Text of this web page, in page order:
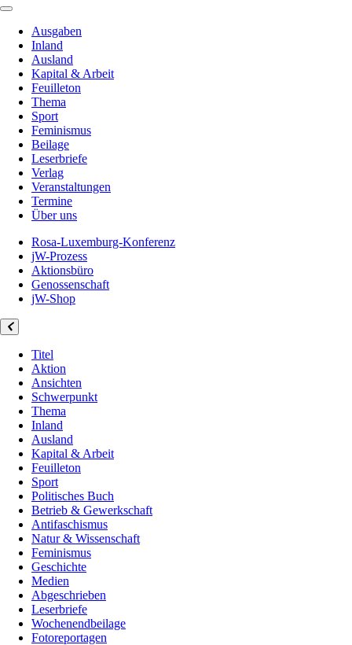
Ausgaben
Inland
Ausland
Kapital & Arbeit
Feuilleton
Thema
Sport
Feminismus
Beilage
Leserbriefe
Verlag
Veranstaltungen
Termine
Über uns
Rosa-Luxemburg-Konferenz
jW-Prozess
Aktionsbüro
Genossenschaft
jW-Shop
Titel
Aktion
Ansichten
Schwerpunkt
Thema
Inland
Ausland
Kapital & Arbeit
Feuilleton
Sport
Politisches Buch
Betrieb & Gewerkschaft
Antifaschismus
Natur & Wissenschaft
Feminismus
Geschichte
Medien
Abgeschrieben
Leserbriefe
Wochenendbeilage
Fotoreportagen